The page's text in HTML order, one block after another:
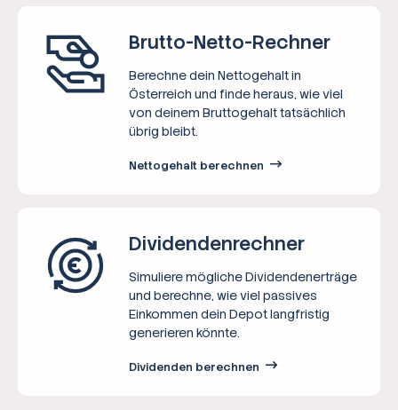
Brutto-Netto-­Rechner
Berechne dein Nettogehalt in
Österreich und finde heraus, wie viel
von deinem Bruttogehalt tatsächlich
übrig bleibt.
Nettogehalt berechnen
Dividenden­rechner
Simuliere mögliche Dividendenerträge
und berechne, wie viel passives
Einkommen dein Depot langfristig
generieren könnte.
Dividenden berechnen